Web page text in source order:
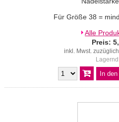
Für Größe 38 =
Alle
Preis:
inkl. Mwst. zuzüglich